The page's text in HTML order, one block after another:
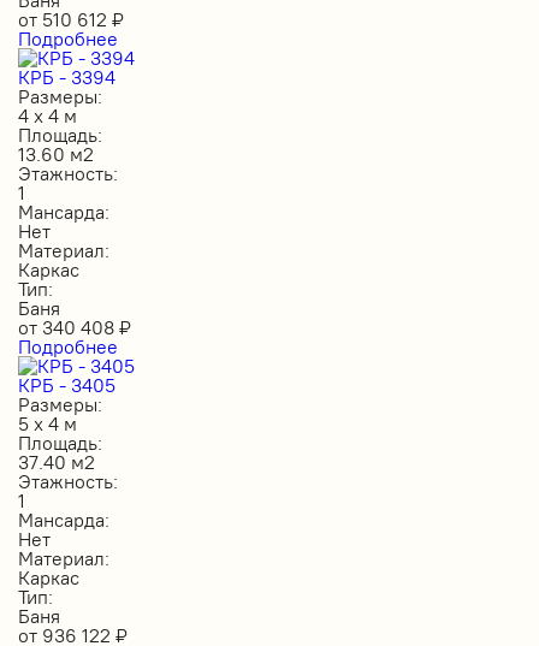
от 510 612 ₽
Подробнее
КРБ - 3394
Размеры:
4 х 4 м
Площадь:
13.60 м2
Этажность:
1
Мансарда:
Нет
Материал:
Каркас
Тип:
Баня
от 340 408 ₽
Подробнее
КРБ - 3405
Размеры:
5 х 4 м
Площадь:
37.40 м2
Этажность:
1
Мансарда:
Нет
Материал:
Каркас
Тип:
Баня
от 936 122 ₽